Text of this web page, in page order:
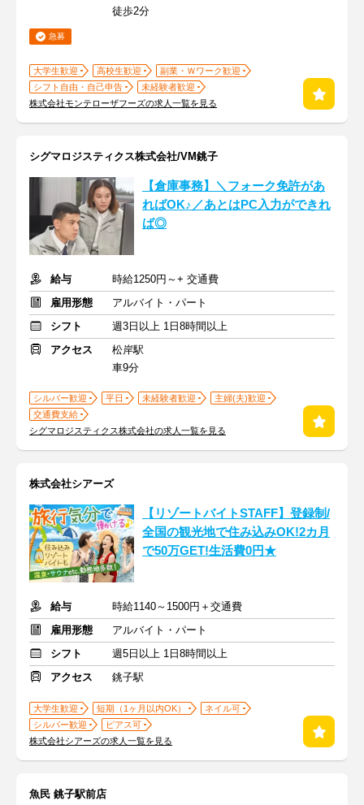
徒歩2分
急募
大学生歓迎 高校生歓迎
副業・Ｗワーク歓迎
シフト自由・自己申告
未経験者歓迎
株式会社モンテローザフーズの求人一覧を見る
シグマロジスティクス株式会社/VM銚子
【倉庫事務】＼フォーク免許があ
ればOK♪／あとはPC入力ができれ
ば◎
給与
時給1250円～+ 交通費
雇用形態
アルバイト・パート
シフト
週3日以上 1日8時間以上
アクセス
松岸駅
車9分
シルバー歓迎 平日 未経験者歓迎
主婦(夫)歓迎
交通費支給
シグマロジスティクス株式会社の求人一覧を見る
株式会社シアーズ
【リゾートバイトSTAFF】登録制/
全国の観光地で住み込みOK!2カ月
で50万GET!生活費0円★
給与
時給1140～1500円＋交通費
雇用形態
アルバイト・パート
シフト
週5日以上 1日8時間以上
アクセス
銚子駅
大学生歓迎 短期（1ヶ月以内OK）
ネイル可
シルバー歓迎
ピアス可
株式会社シアーズの求人一覧を見る
魚民 銚子駅前店